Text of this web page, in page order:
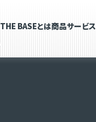
THE BASEとは商品サービス